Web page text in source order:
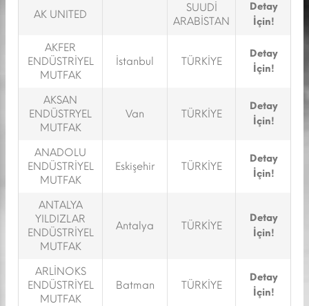
AK UNITED
SUUDİ
ARABİSTAN
Detay
İçin!
AKFER
ENDÜSTRİYEL
MUTFAK
İstanbul TÜRKİYE
Detay
İçin!
AKSAN
ENDÜSTRYEL
MUTFAK
Van TÜRKİYE
Detay
İçin!
ANADOLU
ENDÜSTRİYEL
MUTFAK
Eskişehir TÜRKİYE
Detay
İçin!
ANTALYA
YILDIZLAR
ENDÜSTRİYEL
MUTFAK
Antalya TÜRKİYE
Detay
İçin!
ARLİNOKS
ENDÜSTRİYEL
MUTFAK
Batman TÜRKİYE
Detay
İçin!